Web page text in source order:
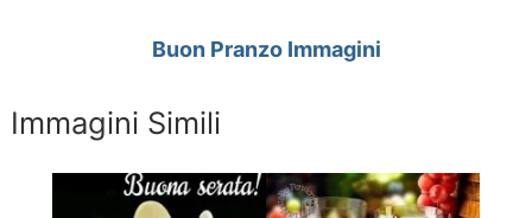
Buon Pranzo Immagini
Immagini Simili